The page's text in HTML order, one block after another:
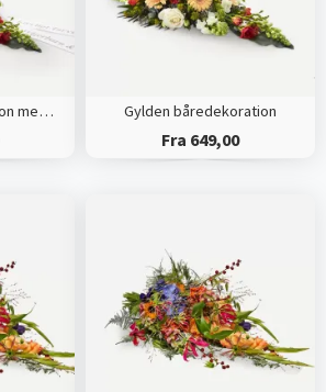
Gylden båredekoration med bånd Gylden båredekoration
Fra 649,00